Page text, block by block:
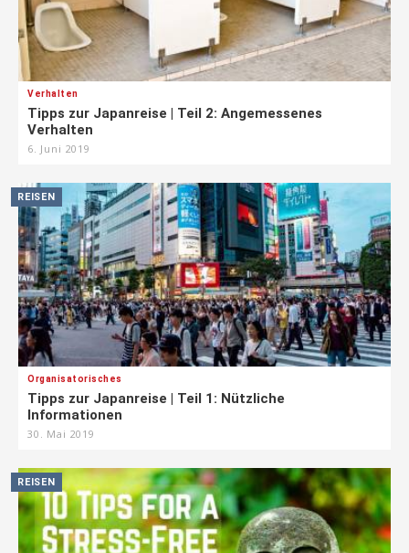
Verhalten
Tipps zur Japanreise | Teil 2: Angemessenes
Verhalten
6. Juni 2019
REISEN
Organisatorisches
Tipps zur Japanreise | Teil 1: Nützliche
Informationen
30. Mai 2019
REISEN